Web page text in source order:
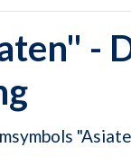
-